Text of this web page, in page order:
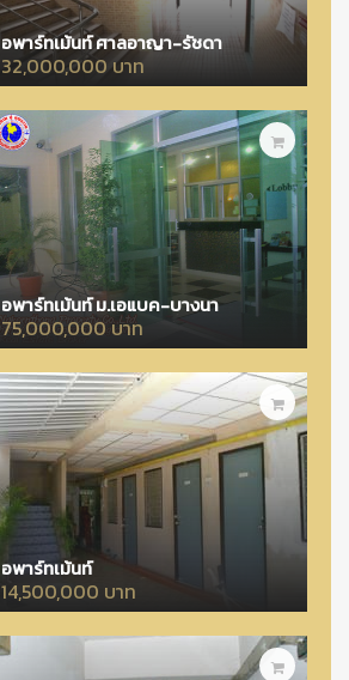
อพาร์ทเม้นท์ ศาลอาญา-รัชดา
32,000,000 บาท
อพาร์ทเม้นท์ ม.เอแบค-บางนา
75,000,000 บาท
อพาร์ทเม้นท์
14,500,000 บาท